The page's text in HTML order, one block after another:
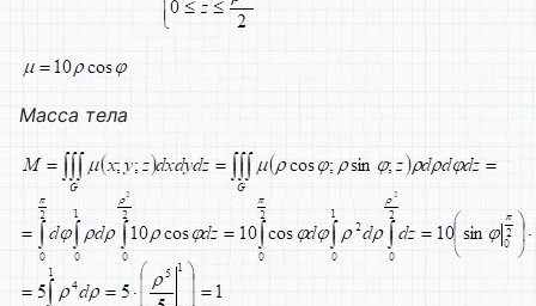
Масса тела